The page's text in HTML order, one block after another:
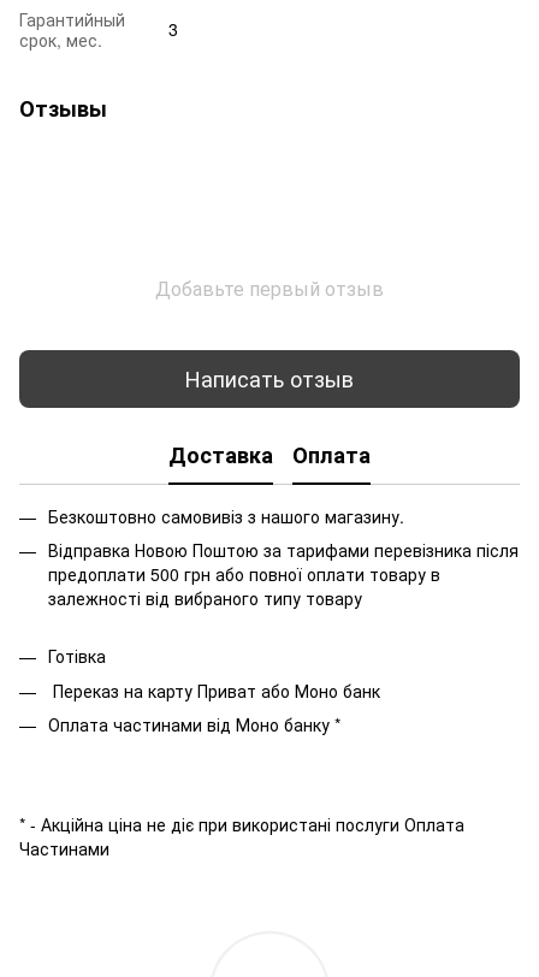
Гарантийный
срок, мес.
3
Отзывы
Добавьте первый отзыв
Написать отзыв
Доставка Оплата
Безкоштовно самовивіз з нашого магазину.
Відправка Новою Поштою за тарифами перевізника після
предоплати 500 грн або повної оплати товару в
залежності від вибраного типу товару
Готівка
Переказ на карту Приват або Моно банк
Оплата частинами від Моно банку *
* - Акційна ціна не діє при використані послуги Оплата
Частинами